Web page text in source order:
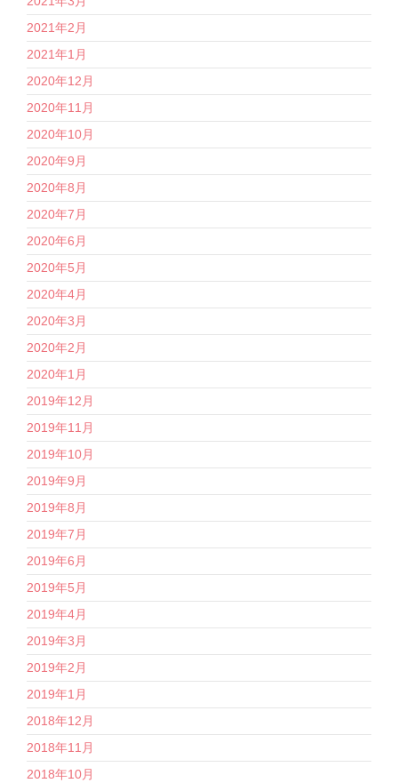
2021年2月
2021年1月
2020年12月
2020年11月
2020年10月
2020年9月
2020年8月
2020年7月
2020年6月
2020年5月
2020年4月
2020年3月
2020年2月
2020年1月
2019年12月
2019年11月
2019年10月
2019年9月
2019年8月
2019年7月
2019年6月
2019年5月
2019年4月
2019年3月
2019年2月
2019年1月
2018年12月
2018年11月
2018年10月